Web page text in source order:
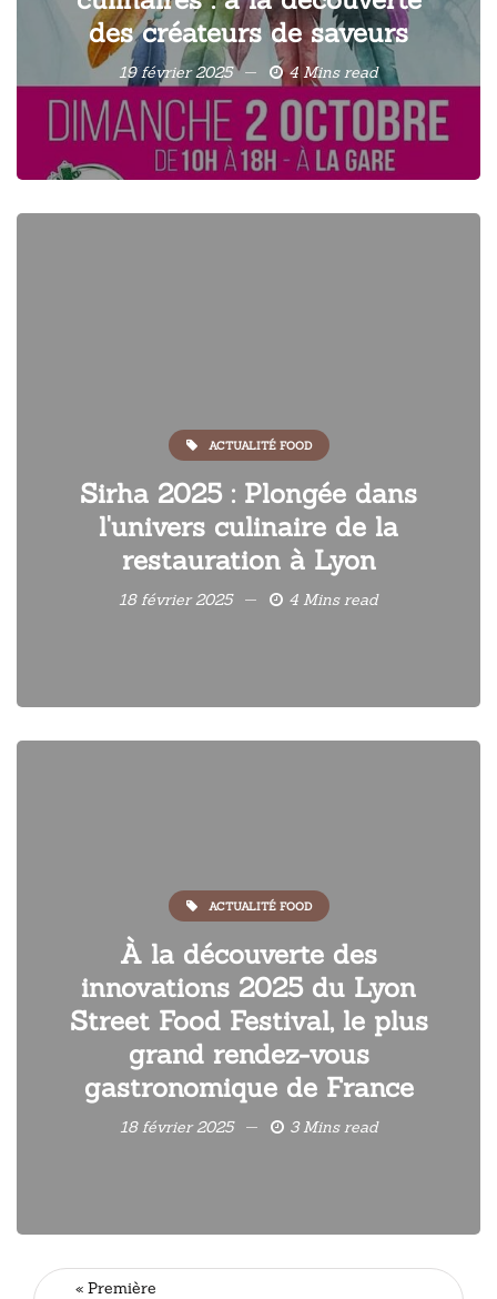
des créateurs de saveurs
19 février 2025 4 Mins read
ACTUALITÉ FOOD
Sirha 2025 : Plongée dans
l'univers culinaire de la
restauration à Lyon
18 février 2025 4 Mins read
ACTUALITÉ FOOD
À la découverte des
innovations 2025 du Lyon
Street Food Festival, le plus
grand rendez-vous
gastronomique de France
18 février 2025 3 Mins read
« Première